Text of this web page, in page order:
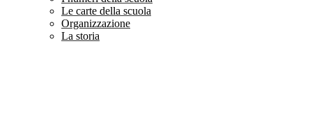
Le carte della scuola
Organizzazione
La storia